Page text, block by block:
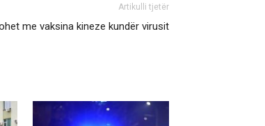
Artikulli tjetër
me vaksina kineze kundër virusit